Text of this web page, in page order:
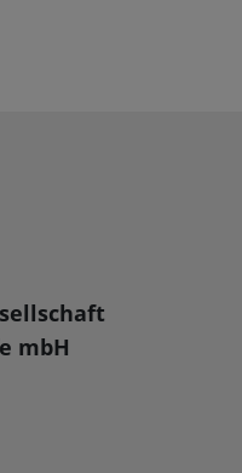
mbH